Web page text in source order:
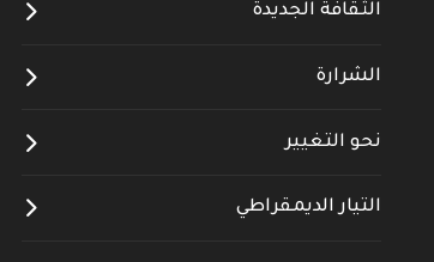
الثقافة الجديدة
الشرارة
نحو التغيير
التيار الديمقراطي